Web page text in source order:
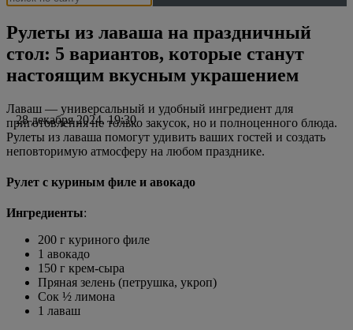
Рулеты из лаваша на праздничный
стол: 5 вариантов, которые станут
настоящим вкусным украшением
28 декабря 2024, 19:30
Лаваш — универсальный и удобный ингредиент для
приготовления не только закусок, но и полноценного блюда.
Рулеты из лаваша помогут удивить ваших гостей и создать
неповторимую атмосферу на любом празднике.
Рулет с куриным филе и авокадо
Ингредиенты:
200 г куриного филе
1 авокадо
150 г крем-сыра
Пряная зелень (петрушка, укроп)
Сок ½ лимона
1 лаваш